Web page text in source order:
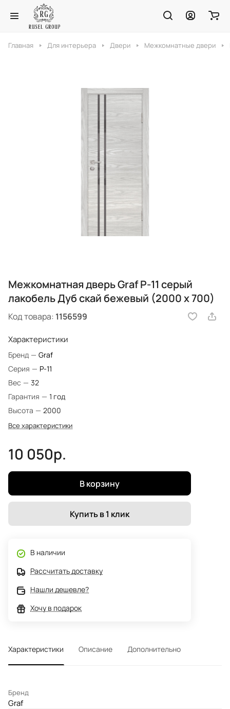
Главная Для интерьера Двери Межкомнатные двери
Межкомнатная дверь Graf P-11 серый
лакобель Дуб скай бежевый (2000 х 700)
Код товара: 1156599
Характеристики
Бренд — Graf
Серия — P-11
Вес — 32
Гарантия — 1 год
Высота — 2000
Все характеристики
10 050р.
В корзину
Купить в 1 клик
В наличии
Рассчитать доставку
Нашли дешевле?
Хочу в подарок
Характеристики Описание Дополнительно
Бренд
Graf